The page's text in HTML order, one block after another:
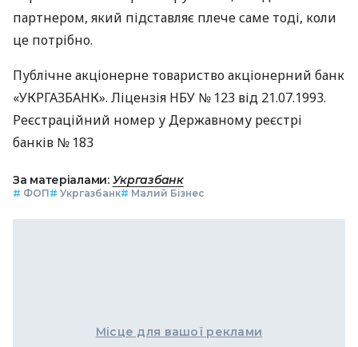
партнером, який підставляє плече саме тоді, коли
це потрібно.
Публічне акціонерне товариство акціонерний банк
«УКРГАЗБАНК». Ліцензія НБУ № 123 від 21.07.1993.
Реєстраційний номер у Державному реєстрі
банків № 183
За матеріалами: Укргазбанк
# ФОП# Укргазбанк# Малий Бізнес
Місце для вашої реклами